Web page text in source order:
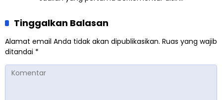
Tinggalkan Balasan
Alamat email Anda tidak akan dipublikasikan. Ruas yang wajib
ditandai *